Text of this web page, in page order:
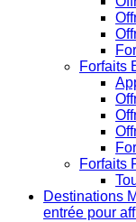
Forfaits
Forfaits
Destinations
entrée pour